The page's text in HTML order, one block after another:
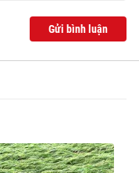
Gửi bình luận